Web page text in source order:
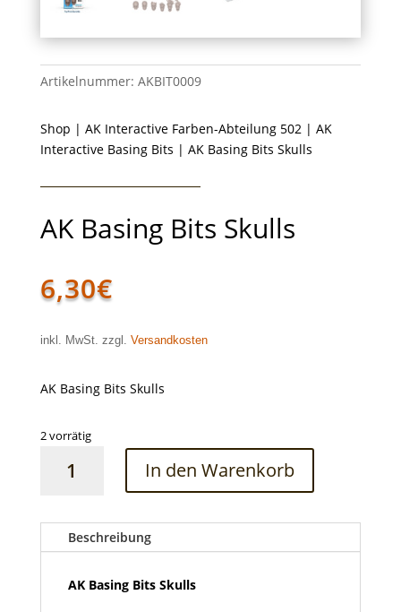
Artikelnummer: AKBIT0009
Shop | AK Interactive Farben-Abteilung 502| AK
Interactive Basing Bits | AK Basing Bits Skulls
AK Basing Bits Skulls
6,30€
inkl. MwSt. zzgl. Versandkosten
AK Basing Bits Skulls
2 vorrätig
Basing
Menge
In den Warenkorb
Beschreibung
AK Basing Bits Skulls